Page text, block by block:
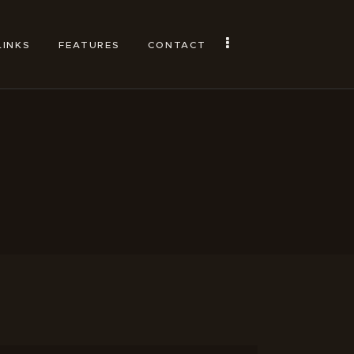
FEATURES CONTACT